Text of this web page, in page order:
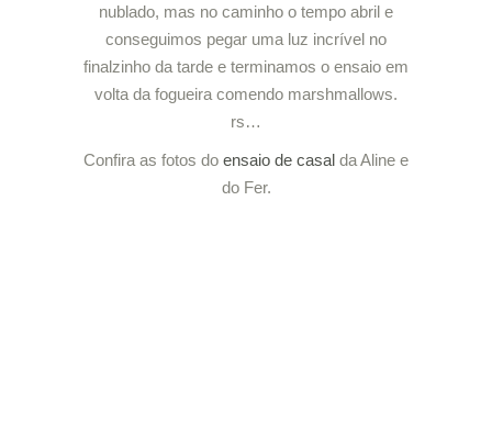
nublado, mas no caminho o tempo abril e
conseguimos pegar uma luz incrível no
finalzinho da tarde e terminamos o ensaio em
volta da fogueira comendo marshmallows.
rs…
Confira as fotos do ensaio de casal da Aline e
do Fer.